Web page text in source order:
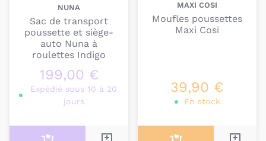
NUNA
Sac de transport
poussette et siège-
auto Nuna à
roulettes Indigo
199,00 €
Expédié sous 10 à 20
jours
MAXI COSI
Moufles poussettes
Maxi Cosi
39,90 €
En stock